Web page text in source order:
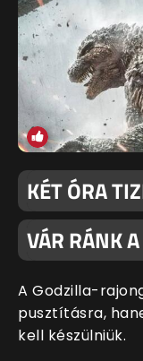
KÉT ÓRA
VÁR RÁNK
A Godzilla-
pusztításra,
kell készülniük.